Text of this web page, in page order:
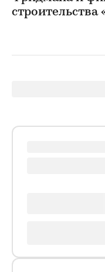
строительства